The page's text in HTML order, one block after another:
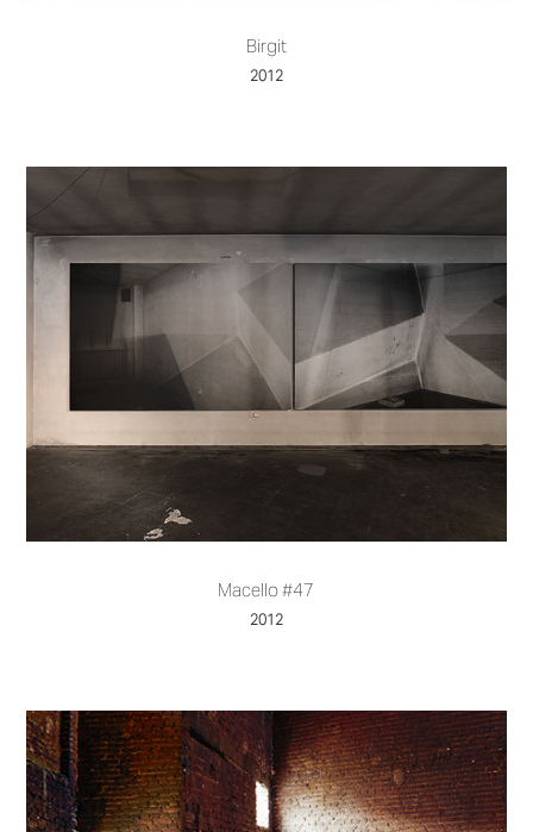
Birgit
2012
Macello #47
2012